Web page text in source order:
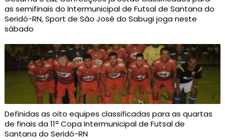
as semifinais do Intermunicipal de Futsal de Santana do
Seridó-RN, Sport de São José do Sabugi joga neste
sábado
Definidas as oito equipes classificadas para as quartas
de finais da 11ª Copa Intermunicipal de Futsal de
Santana do Seridó-RN